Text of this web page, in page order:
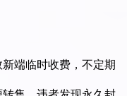
端临时收费，不定期